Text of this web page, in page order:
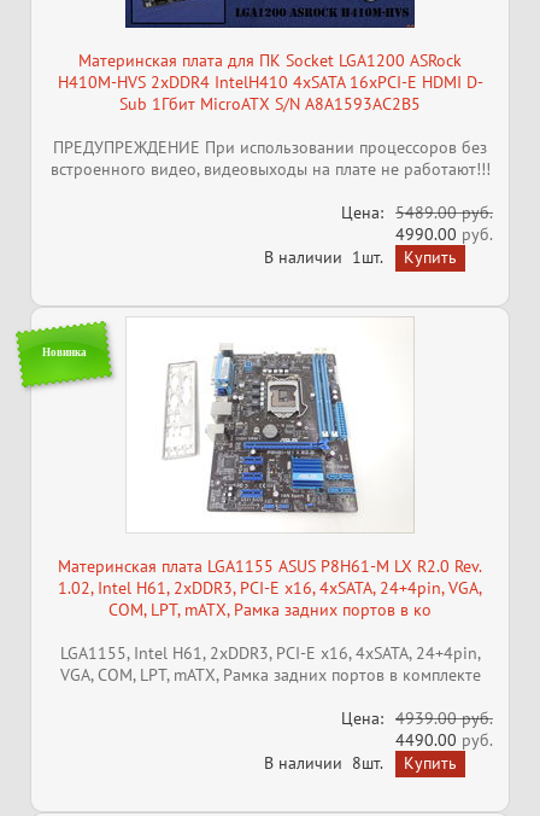
Материнская плата для ПК Socket LGA1200 ASRock
H410M-HVS 2xDDR4 IntelH410 4хSATA 16xPCI-E HDMI D-
Sub 1Гбит MicroATX S/N A8A1593AC2B5
ПРЕДУПРЕЖДЕНИЕ При использовании процессоров без
встроенного видео, видеовыходы на плате не работают!!!
Цена: 5489.00 руб.
4990.00 руб.
В наличии 1шт.
Новинка
Материнская плата LGA1155 ASUS P8H61-M LX R2.0 Rev.
1.02, Intel H61, 2xDDR3, PCI-E x16, 4xSATA, 24+4pin, VGA,
COM, LPT, mATX, Рамка задних портов в ко
LGA1155, Intel H61, 2xDDR3, PCI-E x16, 4xSATA, 24+4pin,
VGA, COM, LPT, mATX, Рамка задних портов в комплекте
Цена: 4939.00 руб.
4490.00 руб.
В наличии 8шт.